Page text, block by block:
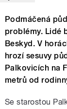
Podmáčená
problémy. Lidé
Beskyd. V
hrozí sesuvy
Palkovicích na
metrů od
Se starostou